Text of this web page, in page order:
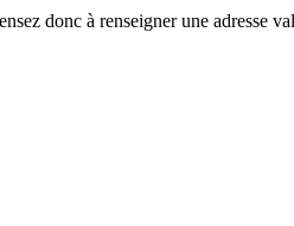
donc à renseigner une adresse